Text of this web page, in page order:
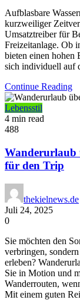
Aufblasbare
kurzweiliger
Umsatztreiber für
Freizeitanlage. Ob
bieten einen hohen
sich individuell auf
Continue Reading
Lebensstil
4 min read
488
Wanderurlaub
für den Trip
thekielnews.de
Juli 24, 2025
0
Sie möchten den
verbringen,
erleben?
Sie in Motion und
Wanderrouten,
Mit einem guten